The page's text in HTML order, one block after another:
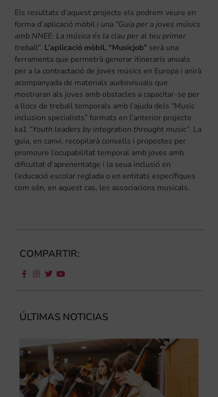
Els resultats d’aquest projecte els podrem veure en
forma d’aplicació mòbil i una “Guia per a joves músics
amb NNEE: La música és la clau per al teu primer
treball”. L’aplicació mòbil, “Musicjob” serà una
ferramenta que permetrà generar itineraris anuals
per a la contractació de joves músics en Europa i anirà
acompanyada de materials audiovisuals que
mostraran als joves amb obstacles a capacitar-se per
a llocs de treball temporals amb l’ajuda dels “Music
inclusion specialists” formats en l’anterior projecte
ka1 “Youth leaders by integration throught music”. La
guia, en canvi, recopilarà consells i propostes per
promoure l’ocupabilitat temporal amb joves amb
dificultat d’aprenentatge i la seua inclusió en
l’educació escolar reglada o en entitats específiques
com són, en aquest cas, les associacions musicals.
COMPARTIR:
ÚLTIMAS NOTICIAS